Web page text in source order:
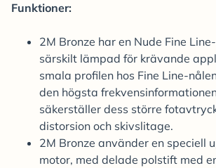
Funktioner:
2M Bronze har en Nude Fine
särskilt lämpad för krävande
smala profilen hos Fine Line-
den högsta
säkerställer dess större
distorsion och skivslitage.
2M Bronze använder en speciell
motor, med delade polstift med